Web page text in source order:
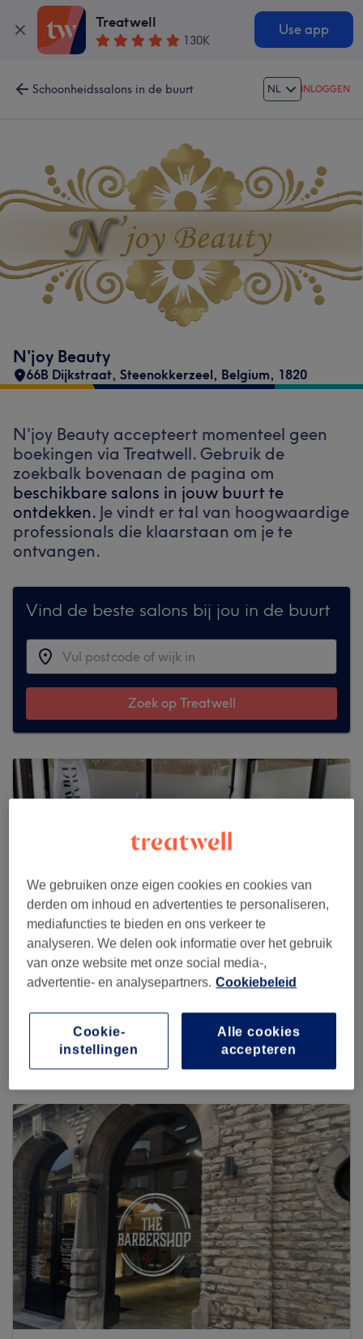
Treatwell
130K
Use app
Schoonheidssalons in de buurt NL INLOGGEN
N'joy Beauty
66B Dijkstraat, Steenokkerzeel, Belgium, 1820
N'joy Beauty accepteert momenteel geen
boekingen via Treatwell. Gebruik de
zoekbalk bovenaan de pagina om
beschikbare salons in jouw buurt te
ontdekken. Je vindt er tal van hoogwaardige
professionals die klaarstaan om je te
ontvangen.
Vind de beste salons bij jou in de buurt
Zoek op Treatwell
4 reviews
Groene Grachtstraat 3, Vilvoorde, 1800 Belgium
We gebruiken onze eigen cookies en cookies van
derden om inhoud en advertenties te personaliseren,
mediafuncties te bieden en ons verkeer te
analyseren. We delen ook informatie over het gebruik
van onze website met onze social media-,
advertentie- en analysepartners. Cookiebeleid
Alle cookies
accepteren
Cookie-
instellingen